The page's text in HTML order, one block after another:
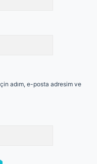
adım, e-posta adresim ve